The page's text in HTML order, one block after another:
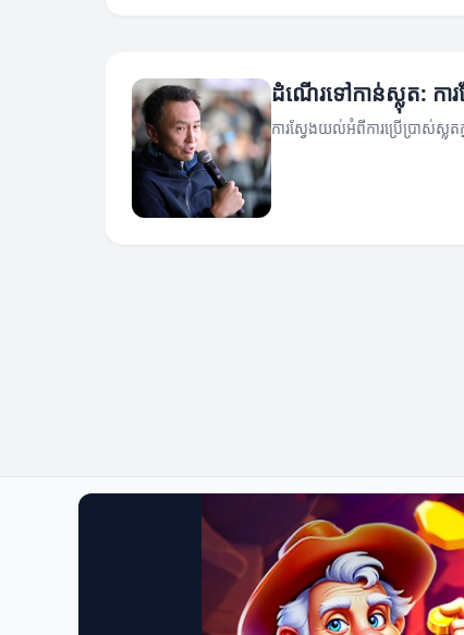
ដំណើរទៅកាន់ស្លុត: កា
ការស្វែងយល់អំពីការប្រើប្រាស់ស្លុត